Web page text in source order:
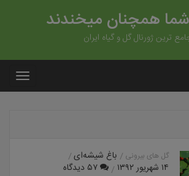
همچنان میخندند
ترین ژورنال گل و گیاه ایران
گل های بیرونی
باغ شیشه‌ای
۱۴ شهریور ۱۳۹۲
۵۷ دیدگاه